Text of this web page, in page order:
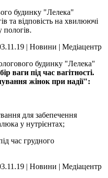
будинку "Лелека"
та відповість на хвилюючі
пологів.
будинку "Лелека"
ваги під час вагітності.
жінок при надії":
для забепечення
у нутрієнтах;
час грудного